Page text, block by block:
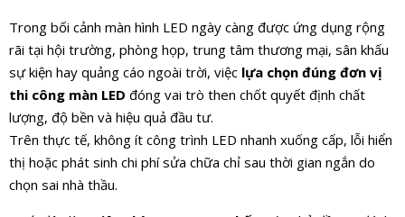
Trong bối cảnh màn hình LED ngày càng được ứng dụng rộng
rãi tại hội trường, phòng họp, trung tâm thương mại, sân khấu
sự kiện hay quảng cáo ngoài trời, việc lựa chọn đúng đơn vị
thi công màn LED đóng vai trò then chốt quyết định chất
lượng, độ bền và hiệu quả đầu tư.
Trên thực tế, không ít công trình LED nhanh xuống cấp, lỗi hiển
thị hoặc phát sinh chi phí sửa chữa chỉ sau thời gian ngắn do
chọn sai nhà thầu.